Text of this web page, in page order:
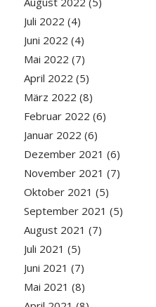
Juli 2022 (4)
Juni 2022 (4)
Mai 2022 (7)
April 2022 (5)
März 2022 (8)
Februar 2022 (6)
Januar 2022 (6)
Dezember 2021 (6)
November 2021 (7)
Oktober 2021 (5)
September 2021 (5)
August 2021 (7)
Juli 2021 (5)
Juni 2021 (7)
Mai 2021 (8)